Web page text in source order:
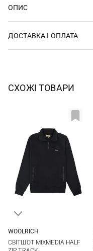
ОПИС
ДОСТАВКА І ОПЛАТА
СХОЖІ ТОВАРИ
XXL
WOOLRICH
СВІТШОТ MIXMEDIA HALF